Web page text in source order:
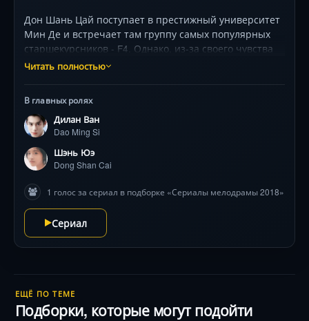
Дон Шань Цай поступает в престижный университет
Мин Де и встречает там группу самых популярных
старшекурсников - F4. Однако, из-за своего чувства
справедливости она сталкивается с Даомином Си,
Лея, самого спокойного и задумчивого члена F4. Со
временем, эти четыре парня начинают признавать
силу и непоколебимость Шань Цай, и она видит в них
не только врагов, но и друзей.
Читать полностью
В главных ролях
Дилан Ван
Dao Ming Si
Шэнь Юэ
Dong Shan Cai
1 голос за сериал в подборке «Сериалы мелодрамы 2018»
Сериал
ЕЩЁ ПО ТЕМЕ
Подборки, которые могут подойти